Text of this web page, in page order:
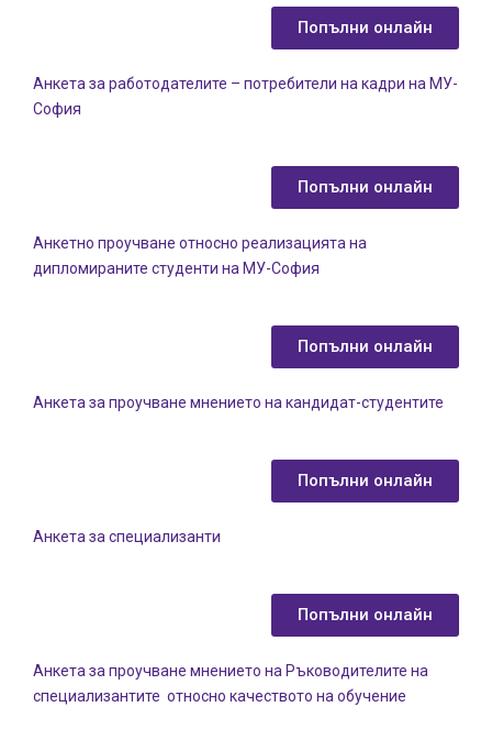
Попълни онлайн
Анкета за работодателите – потребители на кадри на МУ-
София
Попълни онлайн
Анкетно проучване относно реализацията на
дипломираните студенти на МУ-София
Попълни онлайн
Анкета за проучване мнението на кандидат-студентите
Попълни онлайн
Анкета за специализанти
Попълни онлайн
Анкета за проучване мнението на Ръководителите на
специализантите относно качеството на обучение